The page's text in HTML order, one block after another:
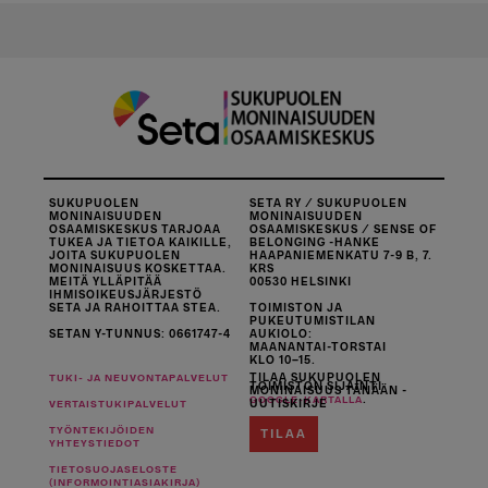
SUKUPUOLEN
MONINAISUUDEN
OSAAMISKESKUS TARJOAA
TUKEA JA TIETOA KAIKILLE,
JOITA SUKUPUOLEN
MONINAISUUS KOSKETTAA.
MEITÄ YLLÄPITÄÄ
IHMISOIKEUSJÄRJESTÖ
SETA JA RAHOITTAA STEA.
SETAN Y-TUNNUS: 0661747-4
SETA RY / SUKUPUOLEN
MONINAISUUDEN
OSAAMISKESKUS / SENSE OF
BELONGING -HANKE
HAAPANIEMENKATU 7-9 B, 7.
KRS
00530 HELSINKI
TOIMISTON JA
PUKEUTUMISTILAN
AUKIOLO:
MAANANTAI-TORSTAI
KLO 10–15.
TOIMISTON SIJAINTI
GOOGLE-KARTALLA.
TUKI- JA NEUVONTAPALVELUT
VERTAISTUKIPALVELUT
TYÖNTEKIJÖIDEN
YHTEYSTIEDOT
TIETOSUOJASELOSTE
(INFORMOINTIASIAKIRJA)
TILAA SUKUPUOLEN
MONINAISUUS TÄNÄÄN -
UUTISKIRJE
TILAA